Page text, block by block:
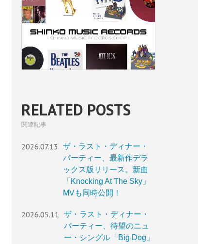
RELATED POSTS
関連記事
2026.07.13
ザ・ラスト・ディナー・
パーティー、最新作デラ
ックス版リリース。新曲
「Knocking At The Sky」
MVも同時公開！
2026.05.11
ザ・ラスト・ディナー・
パーティー、待望のニュ
ー・シングル「Big Dog」